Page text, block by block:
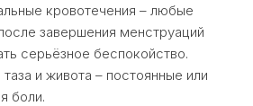
кровотечения – любые
завершения менструаций
серьёзное беспокойство.
и живота – постоянные или
боли.